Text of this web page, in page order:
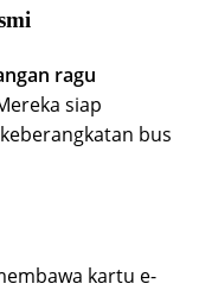
ragu
siap
bus
kartu e-